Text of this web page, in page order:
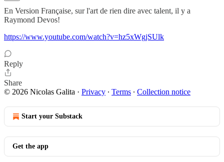
En Version Française, sur l'art de rien dire avec talent, il y a
Raymond Devos!
https://www.youtube.com/watch?v=hz5xWgjSUlk
Reply
Share
© 2026 Nicolas Galita · Privacy ∙ Terms ∙ Collection notice
Start your Substack
Get the app